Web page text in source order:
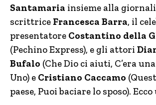
Santamaria insieme alla
scrittrice Francesca Barra, il
presentatore Costantino della
(Pechino Express), e gli attori
Bufalo (Che Dio ci aiuti, C’era
Uno) e Cristiano Caccamo
paese, Puoi baciare lo sposo).